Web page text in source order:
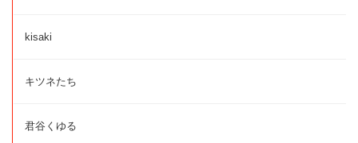
kisaki
キツネたち
君谷くゆる